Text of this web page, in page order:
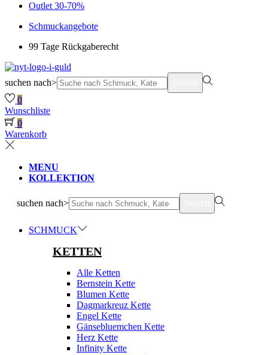
Outlet 30-70%
Schmuckangebote
99 Tage Rückgaberecht
suchen nach>
0
Wunschliste
0
Warenkorb
MENU
KOLLEKTION
suchen nach>
SCHMUCK
KETTEN
Alle Ketten
Bernstein Kette
Blumen Kette
Dagmarkreuz Kette
Engel Kette
Gänsebluemchen Kette
Herz Kette
Infinity Kette